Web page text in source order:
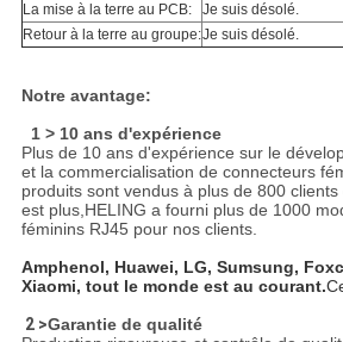
La mise à la terre au PCB:
Je suis désolé.
Retour à la terre au groupe:Je suis désolé.
Notre avantage:
1 > 10 ans d'expérience
Plus de 10 ans d'expérience sur le
et la commercialisation de connecteurs
produits sont vendus à plus de 800
est plus,HELING a fourni plus de 1000
féminins RJ45 pour nos clients.
Amphenol, Huawei, LG, Sumsung,
Xiaomi, tout le monde est au courant.
2 >Garantie de qualité